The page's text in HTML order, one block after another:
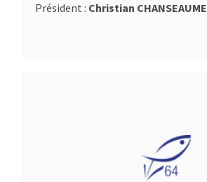
Président : Christian CHANSEAUME